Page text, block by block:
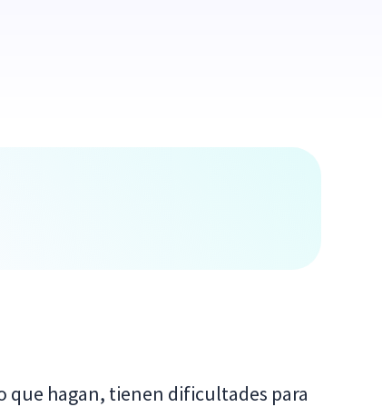
que hagan, tienen dificultades para